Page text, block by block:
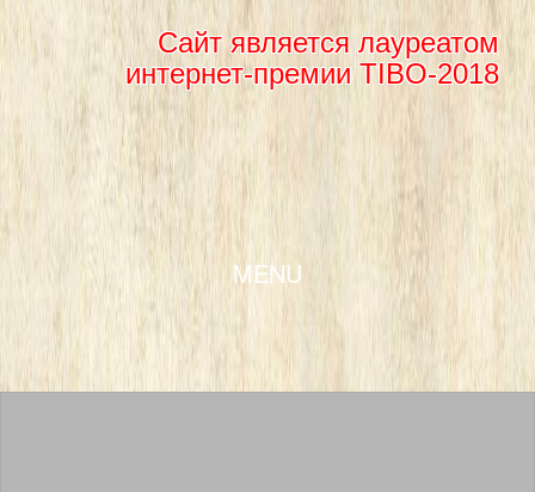
Сайт является лауреатом
интернет-премии TIBO-2018
MENU
SKIP TO CONTENT